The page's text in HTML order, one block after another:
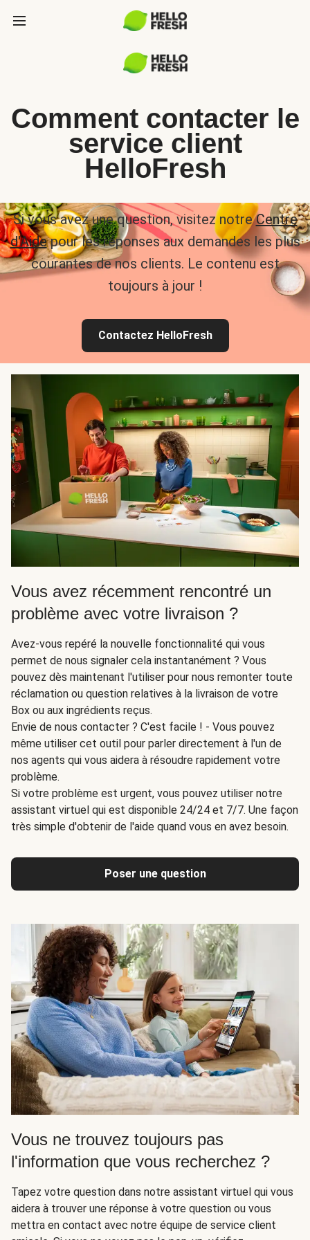
Comment contacter le
service client
HelloFresh
Si vous avez une question, visitez notreCentre
d'Aidepour les réponses aux demandes les plus
courantes de nos clients. Le contenu est
toujours à jour !
Contactez HelloFresh
Vous avez récemment rencontré un
problème avec votre livraison ?
Avez-vous repéré la nouvelle fonctionnalité qui vous
permet de nous signaler cela instantanément ? Vous
pouvez dès maintenant l'utiliser pour nous remonter toute
réclamation ou question relatives à la livraison de votre
Box ou aux ingrédients reçus.
Envie de nous contacter ? C'est facile ! - Vous pouvez
même utiliser cet outil pour parler directement à l'un de
nos agents qui vous aidera à résoudre rapidement votre
problème.
Si votre problème est urgent, vous pouvez utiliser notre
assistant virtuel qui est disponible 24/24 et 7/7. Une façon
très simple d'obtenir de l'aide quand vous en avez besoin.
Poser une question
Vous ne trouvez toujours pas
l'information que vous recherchez ?
Tapez votre question dans notre assistant virtuel qui vous
aidera à trouver une réponse à votre question ou vous
mettra en contact avec notre équipe de service client